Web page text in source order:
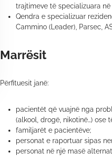
trajtimeve të specializuara
Qendra e specializuar
Cammino (Leader), Parsec,
Marrësit
Përfituesit janë:
pacientët që vuajnë nga
(alkool, drogë, nikotinë…) ose
familjarët e pacientëve;
personat e raportuar sipas
personat në një masë